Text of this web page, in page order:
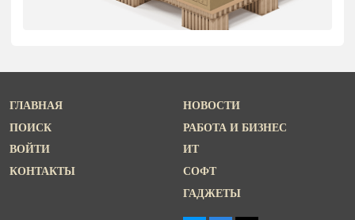
ГЛАВНАЯ
ПОИСК
ВОЙТИ
КОНТАКТЫ
НОВОСТИ
РАБОТА И БИЗНЕС
ИТ
СОФТ
ГАДЖЕТЫ